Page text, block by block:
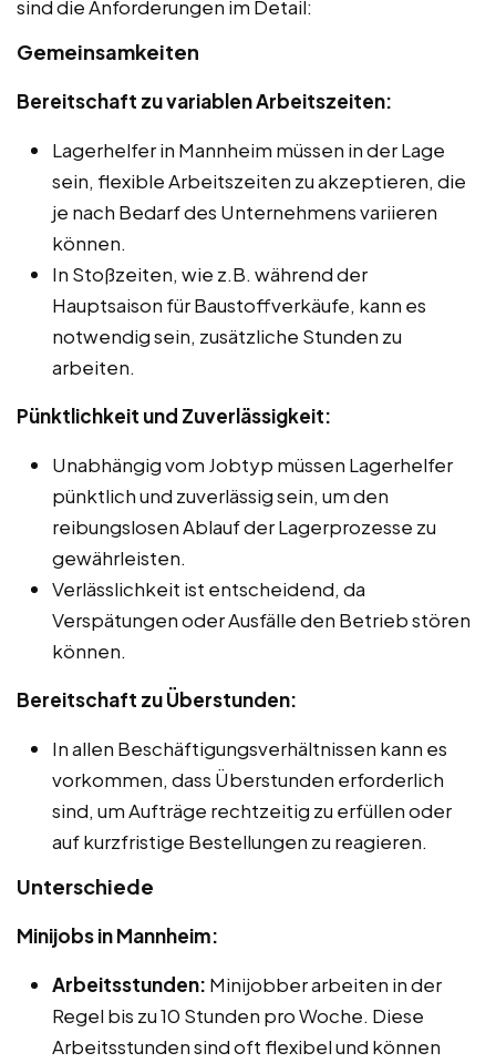
sind die Anforderungen im Detail:
Gemeinsamkeiten
Bereitschaft zu variablen Arbeitszeiten:
Lagerhelfer in Mannheim müssen in der Lage
sein, flexible Arbeitszeiten zu akzeptieren, die
je nach Bedarf des Unternehmens variieren
können.
In Stoßzeiten, wie z.B. während der
Hauptsaison für Baustoffverkäufe, kann es
notwendig sein, zusätzliche Stunden zu
arbeiten.
Pünktlichkeit und Zuverlässigkeit:
Unabhängig vom Jobtyp müssen Lagerhelfer
pünktlich und zuverlässig sein, um den
reibungslosen Ablauf der Lagerprozesse zu
gewährleisten.
Verlässlichkeit ist entscheidend, da
Verspätungen oder Ausfälle den Betrieb stören
können.
Bereitschaft zu Überstunden:
In allen Beschäftigungsverhältnissen kann es
vorkommen, dass Überstunden erforderlich
sind, um Aufträge rechtzeitig zu erfüllen oder
auf kurzfristige Bestellungen zu reagieren.
Unterschiede
Minijobs in Mannheim:
Arbeitsstunden: Minijobber arbeiten in der
Regel bis zu 10 Stunden pro Woche. Diese
Arbeitsstunden sind oft flexibel und können